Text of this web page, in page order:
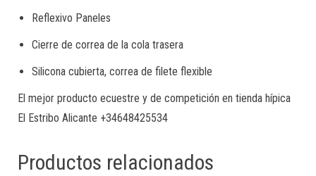
Reflexivo Paneles
Cierre de correa de la cola trasera
Silicona cubierta, correa de filete flexible
El mejor producto ecuestre y de competición en tienda hípica
El Estribo Alicante +34648425534
Productos relacionados